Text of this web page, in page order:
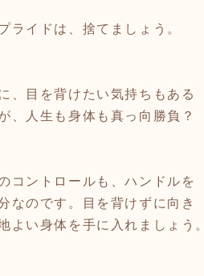
ライドは、捨てましょう。
、目を背けたい気持ちもある
、人生も身体も真っ向勝負？
コントロールも、ハンドルを
なのです。目を背けずに向き
よい身体を手に入れましょう。